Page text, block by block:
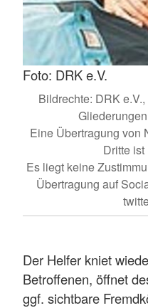
Foto: DRK e.V.
Bildrechte: DRK
Eine Übertragung von
Dritte ist
Es liegt keine
Übertragung auf
Der Helfer kniet
Betroffenen, öffnet
ggf. sichtbare